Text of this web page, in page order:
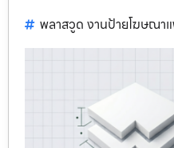
พลาสวูด งานป้ายโฆษณา